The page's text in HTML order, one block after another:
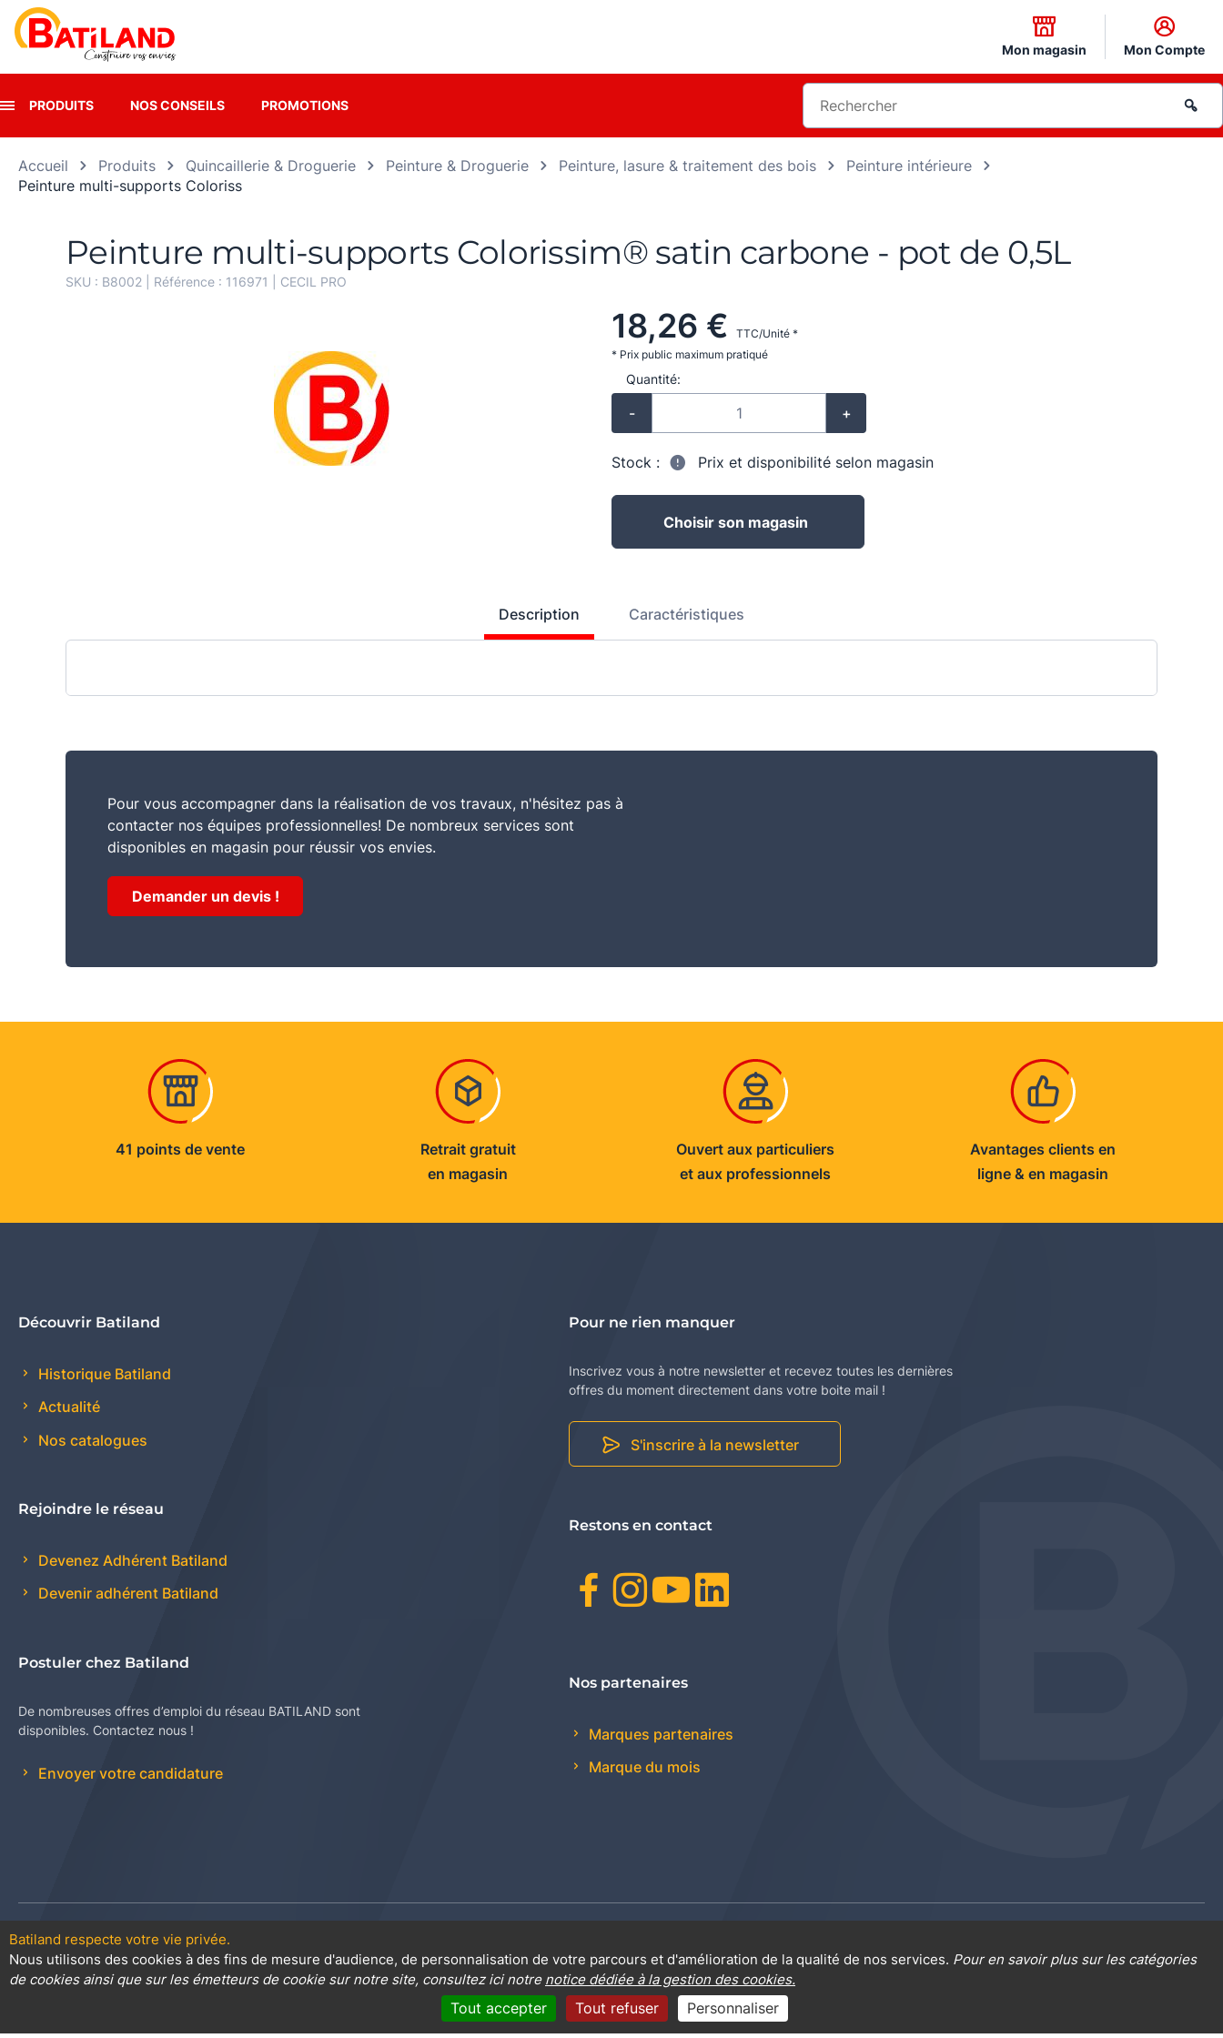
Mon magasin Mon Compte
PRODUITS NOS CONSEILS PROMOTIONS
Accueil Produits Quincaillerie & Droguerie Peinture & Droguerie Peinture, lasure & traitement des bois
Peinture intérieure
Peinture multi-supports Coloriss
Peinture multi-supports Colorissim® satin carbone - pot de 0,5L
SKU : B8002 | Référence : 116971 CECIL PRO
18,26 €
TTC/Unité *
* Prix public maximum pratiqué
Quantité:
- +
Stock : Prix et disponibilité selon magasin
Choisir son magasin
Description Caractéristiques
Pour vous accompagner dans la réalisation de vos travaux, n'hésitez pas à
contacter nos équipes professionnelles! De nombreux services sont
disponibles en magasin pour réussir vos envies.
Demander un devis !
41 points de vente
Retrait gratuit
en magasin
Ouvert aux particuliers
et aux professionnels
Avantages clients en
ligne & en magasin
Découvrir Batiland
Historique Batiland
Actualité
Nos catalogues
Rejoindre le réseau
Devenez Adhérent Batiland
Devenir adhérent Batiland
Postuler chez Batiland
De nombreuses offres d’emploi du réseau BATILAND sont
disponibles. Contactez nous !
Envoyer votre candidature
Pour ne rien manquer
Inscrivez vous à notre newsletter et recevez toutes les dernières
offres du moment directement dans votre boite mail !
S'inscrire à la newsletter
Restons en contact
Facebook
Instagram
Youtube
Nos partenaires
Marques partenaires
Marque du mois
Contact Plan du site
Mentions légales
Panneau de gestion des cookies
Batiland respecte votre vie privée.
Nous utilisons des cookies à des fins de mesure d'audience, de personnalisation de votre parcours et d'amélioration de la qualité de nos services. Pour en savoir plus sur les catégories
de cookies ainsi que sur les émetteurs de cookie sur notre site, consultez ici notre notice dédiée à la gestion des cookies.
Tout accepter Tout refuser Personnaliser